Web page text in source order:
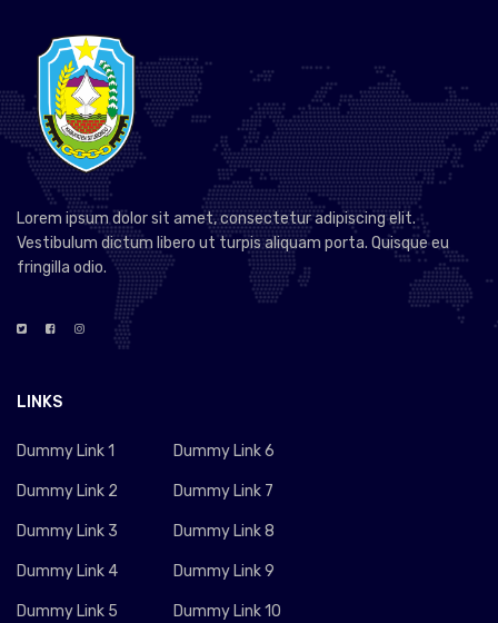
Lorem ipsum dolor sit amet, consectetur adipiscing elit.
Vestibulum dictum libero ut turpis aliquam porta. Quisque eu
fringilla odio.
LINKS
Dummy Link 1
Dummy Link 2
Dummy Link 3
Dummy Link 4
Dummy Link 5
Dummy Link 6
Dummy Link 7
Dummy Link 8
Dummy Link 9
Dummy Link 10